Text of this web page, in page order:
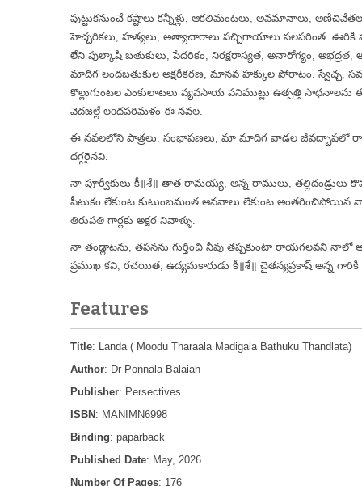
పుట్టుకనుంచే కష్టాలు కన్నీళ్లు, ఆకలిమంటలు, అవమానాలు,
హెచ్చరికలు, హత్యలు, అత్యాచారాలు పచ్చిగాయాలు సలపరింత. ఊరికి
లేని పుల్కాషి బతుకులు, పేదరికం, నిరక్షరాస్యత, అనారోగ్యం,
మాదిగ లందబతుకుల అక్షరీకరణ, మానవ హక్కుల పోరాటం.
కొల్లుగుంటల ఎంకులాటలు వ్యవసాయ పనిముట్లు ఉత్పత్తి
వెదజల్లే లoదపరిమళం ఈ నవల.
ఈ నవలలోని పాత్రలు, సంభాషణలు, మా మాదిగ వాడల జీవద్భాషలో
దగ్గరైనవి.
నా పూర్వీకులు కీ॥శే॥ తాత రామయ్య, అన్న రాములు, తల్లిదండ్రులు
పీటుకం లేకుంట కుటుంబమంత ఆనవాలు లేకుంట అంతరించిపోయిన
తిరుపతి గార్లకు అక్షర నివాళ్ళు.
నా తండ్లాటను, తపనను గుర్తించి నీవు తప్పకుంటా రాయగలవని
ప్రముఖ కవి, రచయిత, ఉద్యమకారుడు కీ॥శే॥ చైతన్యప్రకాష్ అన్న గారికి
Features
Title: Landa ( Moodu Tharaala Madigala Bathuku Thandlata)
Author: Dr Ponnala Balaiah
Publisher: Persectives
ISBN : MANIMN6998
Binding: paparback
Published Date: May, 2026
Number Of Pages: 176